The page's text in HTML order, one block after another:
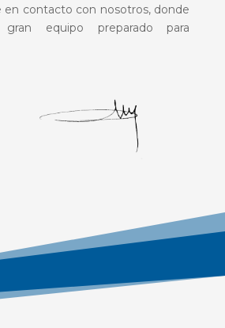
en contacto con nosotros, donde
equipo preparado para